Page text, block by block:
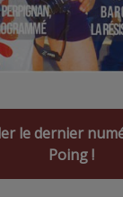
le dernier
Poing !